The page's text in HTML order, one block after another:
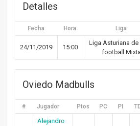
Detalles
Fecha Hora Liga
24/11/2019 15:00
Liga Asturiana de
football Mixta
Oviedo Madbulls
# Jugador Ptos PC PI
Alejandro